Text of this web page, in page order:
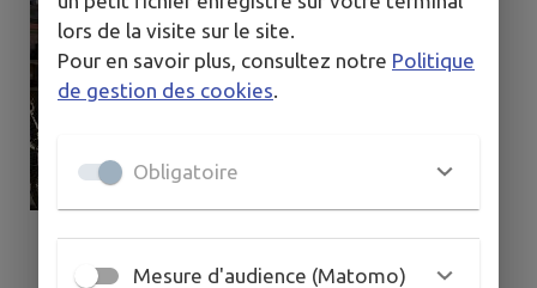
lors de la visite sur le site.
Pour en savoir plus, consultez notre Politique
de gestion des cookies
Obligatoire
Mesure d'audience (Matomo)